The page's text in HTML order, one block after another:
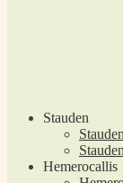
Stauden
Hemerocallis